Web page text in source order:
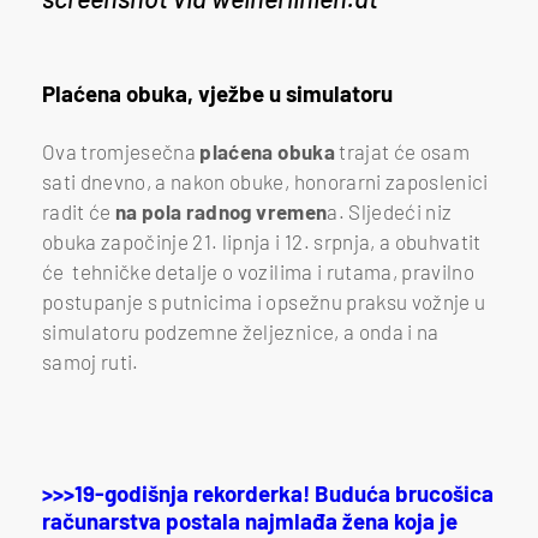
Plaćena obuka, vježbe u simulatoru
Ova tromjesečna plaćena obukatrajat će osam
sati dnevno, a nakon obuke, honorarni zaposlenici
radit će na pola radnog vremena. Sljedeći niz
obuka započinje 21. lipnja i 12. srpnja, a obuhvatit
će tehničke detalje o vozilima i rutama, pravilno
postupanje s putnicima i opsežnu praksu vožnje u
simulatoru podzemne željeznice, a onda i na
samoj ruti.
>>>19-godišnja rekorderka! Buduća brucošica
računarstva postala najmlađa žena koja je